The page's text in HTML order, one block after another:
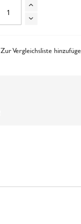
Zur Vergleichsliste